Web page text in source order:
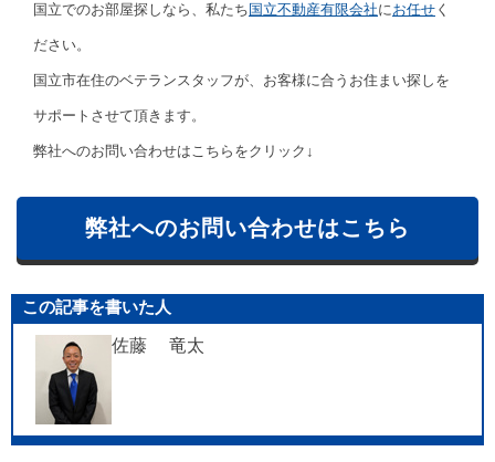
国立でのお部屋探しなら、私たち 国立不動産有限会社にお任せ く
ださい。
国立市在住のベテランスタッフが、お客様に合うお住まい探しを
サポートさせて頂きます。
弊社へのお問い合わせはこちらをクリック↓
弊社へのお問い合わせはこちら
この記事を書いた人
佐藤 竜太